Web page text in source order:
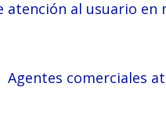
atención al usuario
Agentes comerciales